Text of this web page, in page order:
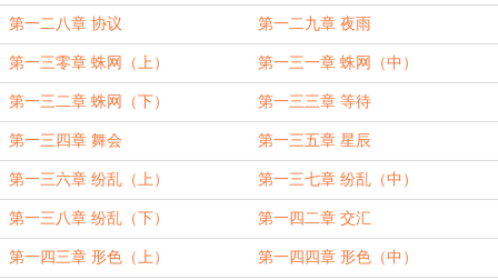
第一二八章 协议 第一二九章 夜雨
第一三零章 蛛网（上） 第一三一章 蛛网（中）
第一三二章 蛛网（下） 第一三三章 等待
第一三四章 舞会 第一三五章 星辰
第一三六章 纷乱（上） 第一三七章 纷乱（中）
第一三八章 纷乱（下） 第一四二章 交汇
第一四三章 形色（上） 第一四四章 形色（中）